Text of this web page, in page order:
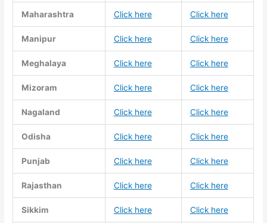
Maharashtra Click here Click here
Manipur Click here Click here
Meghalaya Click here Click here
Mizoram Click here Click here
Nagaland Click here Click here
Odisha Click here Click here
Punjab Click here Click here
Rajasthan Click here Click here
Sikkim Click here Click here